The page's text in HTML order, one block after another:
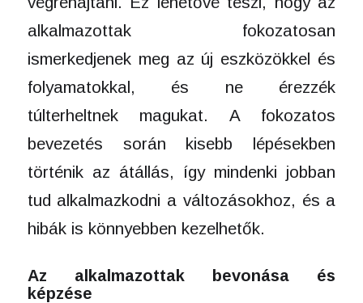
alkalmazottak fokozatosan
ismerkedjenek meg az új eszközökkel és
folyamatokkal, és ne érezzék
túlterheltnek magukat. A fokozatos
bevezetés során kisebb lépésekben
történik az átállás, így mindenki jobban
tud alkalmazkodni a változásokhoz, és a
hibák is könnyebben kezelhetők.
Az alkalmazottak bevonása és
képzése